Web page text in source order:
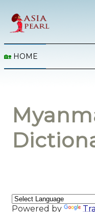
🏡 HOME
Powered by